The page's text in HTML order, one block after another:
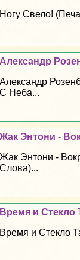
Ногу Свело!
Александр
Александр
С Неба...
Жак Энтони -
Жак Энтони -
Слова)...
Время и Стекло
Время и Стекло